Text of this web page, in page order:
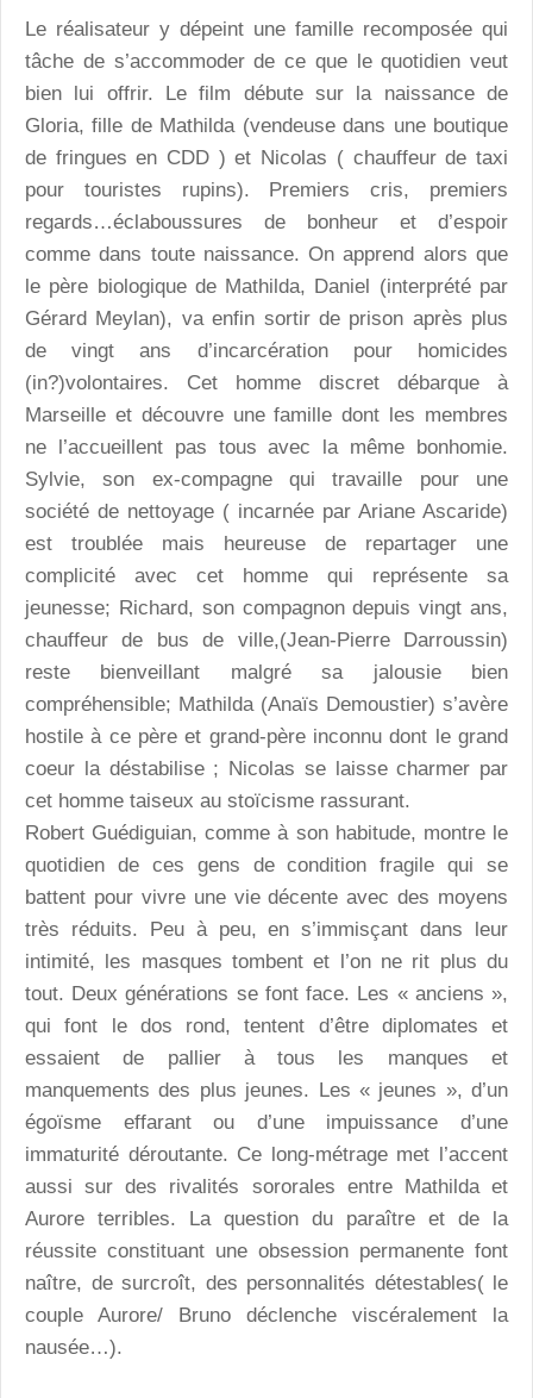
Le réalisateur y dépeint une famille recomposée qui
tâche de s’accommoder de ce que le quotidien veut
bien lui offrir. Le film débute sur la naissance de
Gloria, fille de Mathilda (vendeuse dans une boutique
de fringues en CDD ) et Nicolas ( chauffeur de taxi
pour touristes rupins). Premiers cris, premiers
regards…éclaboussures de bonheur et d’espoir
comme dans toute naissance. On apprend alors que
le père biologique de Mathilda, Daniel (interprété par
Gérard Meylan), va enfin sortir de prison après plus
de vingt ans d’incarcération pour homicides
(in?)volontaires. Cet homme discret débarque à
Marseille et découvre une famille dont les membres
ne l’accueillent pas tous avec la même bonhomie.
Sylvie, son ex-compagne qui travaille pour une
société de nettoyage ( incarnée par Ariane Ascaride)
est troublée mais heureuse de repartager une
complicité avec cet homme qui représente sa
jeunesse; Richard, son compagnon depuis vingt ans,
chauffeur de bus de ville,(Jean-Pierre Darroussin)
reste bienveillant malgré sa jalousie bien
compréhensible; Mathilda (Anaïs Demoustier) s’avère
hostile à ce père et grand-père inconnu dont le grand
coeur la déstabilise ; Nicolas se laisse charmer par
cet homme taiseux au stoïcisme rassurant.
Robert Guédiguian, comme à son habitude, montre le
quotidien de ces gens de condition fragile qui se
battent pour vivre une vie décente avec des moyens
très réduits. Peu à peu, en s’immisçant dans leur
intimité, les masques tombent et l’on ne rit plus du
tout. Deux générations se font face. Les « anciens »,
qui font le dos rond, tentent d’être diplomates et
essaient de pallier à tous les manques et
manquements des plus jeunes. Les « jeunes », d’un
égoïsme effarant ou d’une impuissance d’une
immaturité déroutante. Ce long-métrage met l’accent
aussi sur des rivalités sororales entre Mathilda et
Aurore terribles. La question du paraître et de la
réussite constituant une obsession permanente font
naître, de surcroît, des personnalités détestables( le
couple Aurore/ Bruno déclenche viscéralement la
nausée…).